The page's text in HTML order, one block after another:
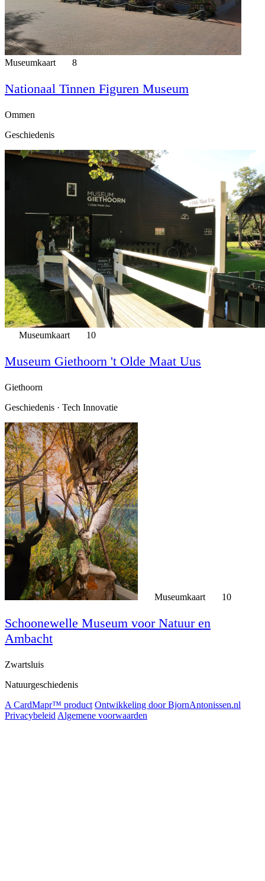
Museumkaart 8
Nationaal Tinnen Figuren Museum
Ommen
Geschiedenis
Museumkaart 10
Museum Giethoorn 't Olde Maat Uus
Giethoorn
Geschiedenis · Tech Innovatie
Museumkaart 10
Schoonewelle Museum voor Natuur en
Ambacht
Zwartsluis
Natuurgeschiedenis
A CardMapr™ product Ontwikkeling door BjornAntonissen.nl
Privacybeleid Algemene voorwaarden